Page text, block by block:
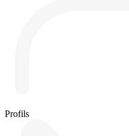
Profils